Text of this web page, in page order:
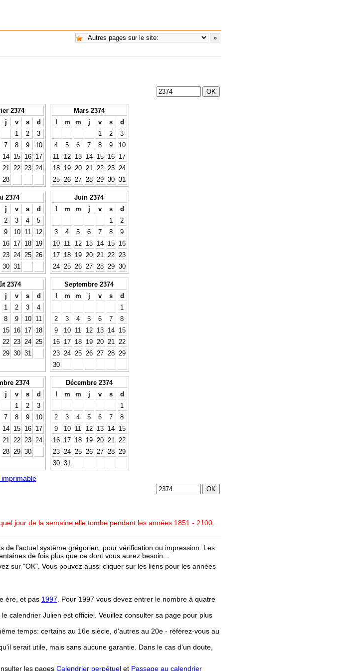
2374
j v s
d
1
2
3
7 8 9
10
14 15 16
17
21 22 23
24
28
Mars 2374
l
m m j v s
d
1
2
3
4
5 6 7 8 9
10
11
12 13 14 15 16
17
18
19 20 21 22 23
24
25
26 27 28 29 30 31
2374
j v s
d
2 3 4
5
9 10 11
12
16 17 18
19
23 24 25
26
30 31
Juin 2374
l
m m j v s
d
1
2
3
4 5 6 7 8
9
10
11 12 13 14 15
16
17
18 19 20 21 22
23
24
25 26 27 28 29 30
2374
j v s
d
1
2 3
4
8 9 10
11
15 16 17
18
22 23 24
25
29 30 31
Septembre 2374
l
m m j v s
d
1
2
3 4 5 6 7
8
9
10 11 12 13 14
15
16
17 18 19 20 21
22
23
24 25 26 27 28
29
30
2374
j v s
d
1
2
3
7 8 9
10
14 15 16
17
21 22 23
24
28 29 30
Décembre 2374
l
m m j v s
d
1
2
3 4 5 6 7
8
9
10 11 12 13 14
15
16
17 18 19 20 21
22
23
24 25 26 27 28
29
30 31
imprimable
jour de la semaine elle tombe pendant les années 1851 - 2100.
l'actuel système grégorien, pour vérification ou impression. Les
de fois plus que ce dont vous aurez besoin...
sur "OK". Vous pouvez aussi cliquer sur les liens pour les années
ère, et pas 1997 . Pour 1997 vous devez entrer le nombre à quatre
calendrier Julien est officiel. Veuillez consulter sa page pour plus
temps: certains au 16e siècle, d'autres au 20e - référez-vous au
serait utile, mais sans aucune garantie. Dans le cas d'un doute,
les pages Calendrier perpétuelet Passage au calendrier